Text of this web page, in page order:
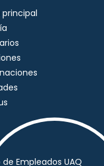
principal
Empleados UAQ